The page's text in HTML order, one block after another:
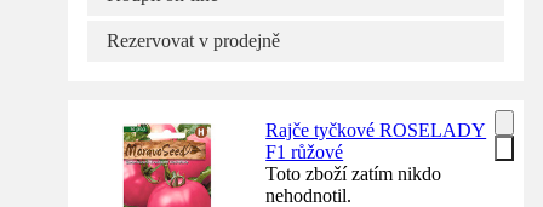
Rezervovat v prodejně
Rajče tyčkové ROSELADY
F1 růžové
Toto zboží zatím nikdo
nehodnotil.